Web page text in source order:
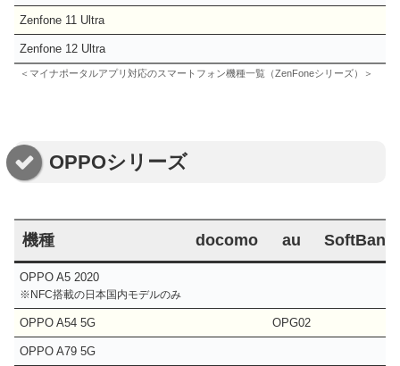
Zenfone 11 Ultra
Zenfone 12 Ultra
＜マイナポータルアプリ対応のスマートフォン機種一覧（ZenFoneシリーズ）＞
OPPOシリーズ
機種 docomo au SoftBank
OPPO A5 2020
※NFC搭載の日本国内モデルのみ
OPPO A54 5G OPG02
OPPO A79 5G